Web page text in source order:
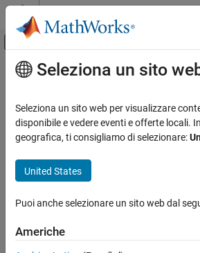
Vai al contenuto
Attiva/disattiva menu di
Pagina iniziale della documentazione
Contenuto principale
How useful was this
Seleziona un sito
Seleziona un sito web per visualizzare
disponibile e vedere eventi e offerte locali.
geografica, ti consigliamo di selezionare:
United States
Puoi anche selezionare un sito web dal
Americhe